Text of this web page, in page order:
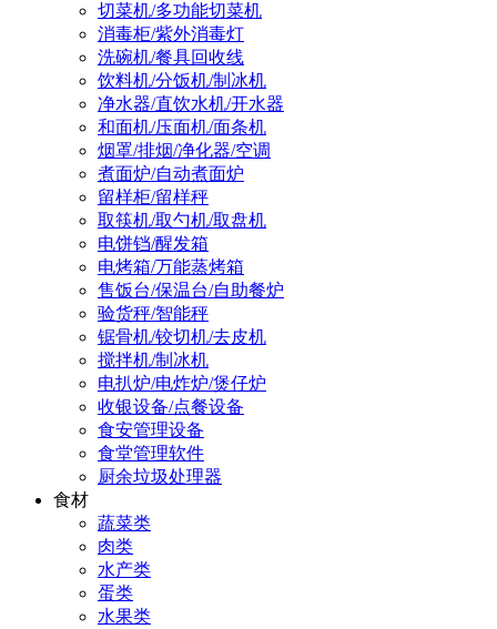
切菜机/多功能切菜机
消毒柜/紫外消毒灯
洗碗机/餐具回收线
饮料机/分饭机/制冰机
净水器/直饮水机/开水器
和面机/压面机/面条机
烟罩/排烟/净化器/空调
煮面炉/自动煮面炉
留样柜/留样秤
取筷机/取勺机/取盘机
电饼铛/醒发箱
电烤箱/万能蒸烤箱
售饭台/保温台/自助餐炉
验货秤/智能秤
锯骨机/铰切机/去皮机
搅拌机/制冰机
电扒炉/电炸炉/煲仔炉
收银设备/点餐设备
食安管理设备
食堂管理软件
厨余垃圾处理器
食材
蔬菜类
肉类
水产类
蛋类
水果类